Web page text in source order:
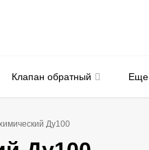
Клапан обратный Еще
Ду100